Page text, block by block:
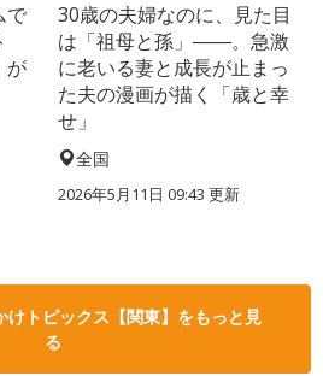
で
が
30歳の夫婦なのに、見た目
は「祖母と孫」――。急激
に老いる妻と成長が止まっ
た夫の漫画が描く「歳と幸
せ」
全国
2026年5月11日 09:43 更新
けトピックス【関東】をもっと見
る